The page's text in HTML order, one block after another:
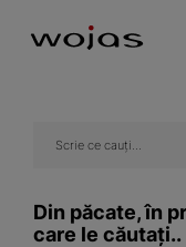
Din păcate, în
care le căutați..